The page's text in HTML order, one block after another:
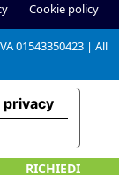
Cookie policy
01543350423 | All
RICHIEDI